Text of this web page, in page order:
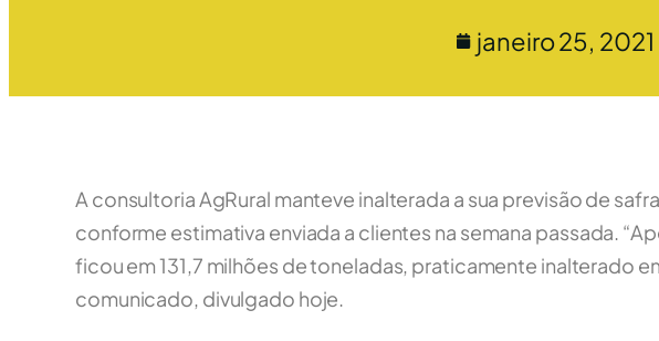
janeiro 25, 2021
A consultoria AgRural manteve inalterada a sua previsão de
conforme estimativa enviada a clientes na semana passada.
ficou em 131,7 milhões de toneladas, praticamente inalterado
comunicado, divulgado hoje.